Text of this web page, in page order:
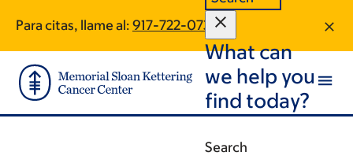
main
content
footer
Para citas, llame al: 917-722-0730
What can
we help you
find today?
Search